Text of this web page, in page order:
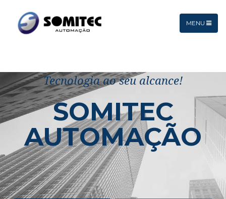
MENU
Tecnologia ao seu alcance!
SOMITEC
AUTOMAÇÃO